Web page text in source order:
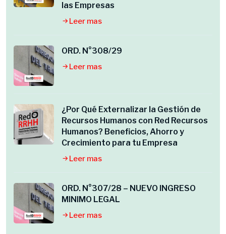
las Empresas
Leer mas
ORD. N°308/29
Leer mas
¿Por Qué Externalizar la Gestión de
Recursos Humanos con Red Recursos
Humanos? Beneficios, Ahorro y
Crecimiento para tu Empresa
Leer mas
ORD. N°307/28 – NUEVO INGRESO
MINIMO LEGAL
Leer mas